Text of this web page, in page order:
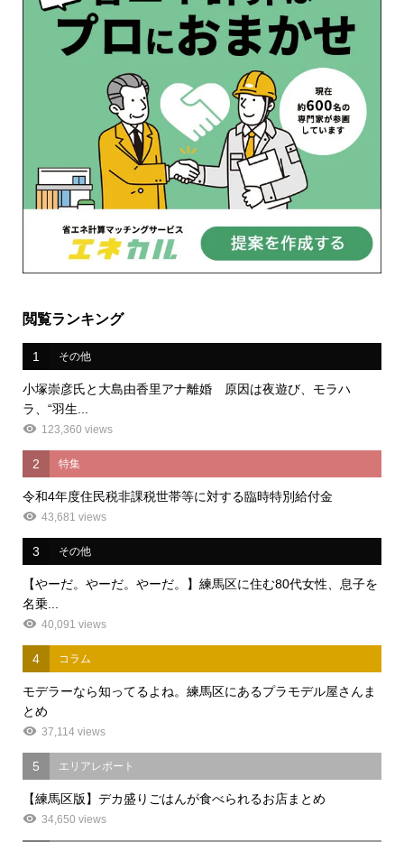
閲覧ランキング
1 その他
小塚崇彦氏と大島由香里アナ離婚 原因は夜遊び、モラハ
ラ、“羽生...
123,360 views
2 特集
令和4年度住民税非課税世帯等に対する臨時特別給付金
43,681 views
3 その他
【やーだ。やーだ。やーだ。】練馬区に住む80代女性、息子を
名乗...
40,091 views
4 コラム
モデラーなら知ってるよね。練馬区にあるプラモデル屋さんま
とめ
37,114 views
5 エリアレポート
【練馬区版】デカ盛りごはんが食べられるお店まとめ
34,650 views